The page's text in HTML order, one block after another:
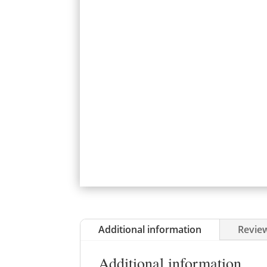
Additional information
Additional information